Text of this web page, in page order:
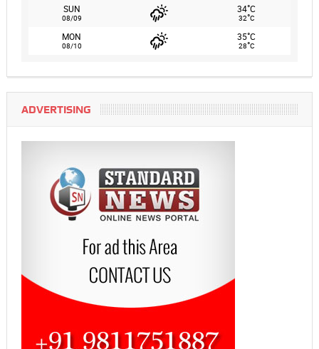
SUN
08/09
34°C
32°C
MON
08/10
35°C
28°C
ADVERTISING